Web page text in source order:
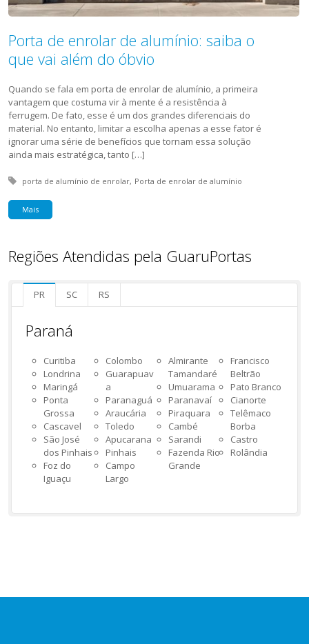
Porta de enrolar de alumínio: saiba o
que vai além do óbvio
Quando se fala em porta de enrolar de alumínio, a primeira
vantagem que costuma vir à mente é a resistência à
ferrugem. De fato, esse é um dos grandes diferenciais do
material. No entanto, limitar a escolha apenas a esse fator é
ignorar uma série de benefícios que tornam essa solução
ainda mais estratégica, tanto […]
Tagged with:
porta de alumínio de enrolar Porta de enrolar de alumínio
Mais
Regiões Atendidas pela GuaruPortas
PR SC RS
Paraná
Curitiba
Londrina
Maringá
Ponta
Grossa
Cascavel
São José
dos Pinhais
Foz do
Iguaçu
Colombo
Guarapuav
a
Paranaguá
Araucária
Toledo
Apucarana
Pinhais
Campo
Largo
Almirante
Tamandaré
Umuarama
Paranavaí
Piraquara
Cambé
Sarandi
Fazenda Rio
Grande
Francisco
Beltrão
Pato Branco
Cianorte
Telêmaco
Borba
Castro
Rolândia